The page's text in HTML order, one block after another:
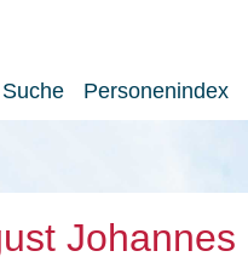
Suche Personenindex
Johannes